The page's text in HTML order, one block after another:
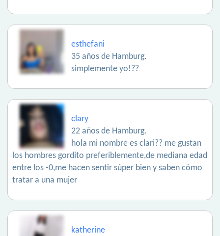
esthefani
35 años de Hamburg.
simplemente yo!??
clary
22 años de Hamburg.
hola mi nombre es clari?? me gustan
los hombres gordito preferiblemente,de mediana edad
entre los -0,me hacen sentir súper bien y saben cómo
tratar a una mujer
katherine